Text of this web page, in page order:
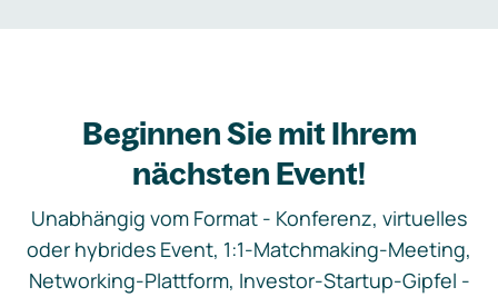
Beginnen Sie mit Ihrem
nächsten Event!
Unabhängig vom Format - Konferenz, virtuelles
oder hybrides Event, 1:1-Matchmaking-Meeting,
Networking-Plattform, Investor-Startup-Gipfel -